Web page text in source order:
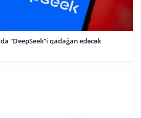
“DeepSeek”i qadağan edəcək